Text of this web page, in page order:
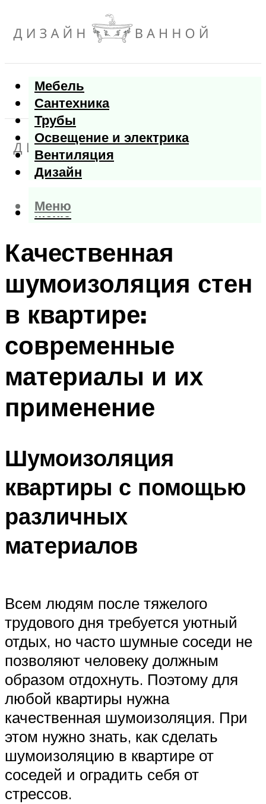
Мебель
Сантехника
Трубы
Освещение и электрика
Вентиляция
Дизайн
Меню
Меню
Качественная
шумоизоляция стен
в квартире:
современные
материалы и их
применение
Шумоизоляция
квартиры с помощью
различных
материалов
Всем людям после тяжелого
трудового дня требуется уютный
отдых, но часто шумные соседи не
позволяют человеку должным
образом отдохнуть. Поэтому для
любой квартиры нужна
качественная шумоизоляция. При
этом нужно знать, как сделать
шумоизоляцию в квартире от
соседей и оградить себя от
стрессов.